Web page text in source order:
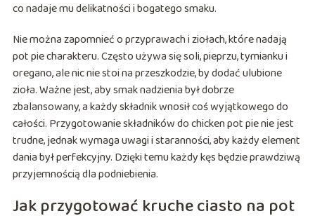
co nadaje mu delikatności i bogatego smaku.
Nie można zapomnieć o przyprawach i ziołach, które nadają
pot pie charakteru. Często używa się soli, pieprzu, tymianku i
oregano, ale nic nie stoi na przeszkodzie, by dodać ulubione
zioła. Ważne jest, aby smak nadzienia był dobrze
zbalansowany, a każdy składnik wnosił coś wyjątkowego do
całości. Przygotowanie składników do chicken pot pie nie jest
trudne, jednak wymaga uwagi i staranności, aby każdy element
dania był perfekcyjny. Dzięki temu każdy kęs będzie prawdziwą
przyjemnością dla podniebienia.
Jak przygotować kruche ciasto na pot